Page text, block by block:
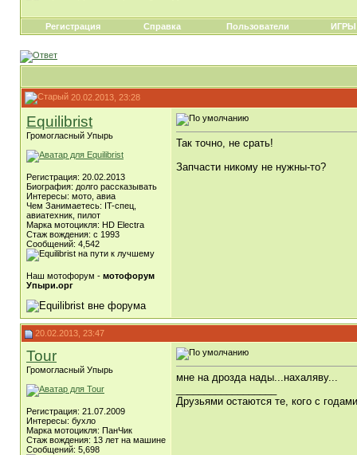
Регистрация Справка Пользователи ИГРЫ
20.02.2013, 23:28
Equilibrist
Громогласный Упырь
Регистрация: 20.02.2013
Биография: долго рассказывать
Интересы: мото, авиа
Чем Занимаетесь: IT-спец,
авиатехник, пилот
Марка мотоцикля: HD Electra
Стаж вождения: c 1993
Сообщений: 4,542
Наш мотофорум - мотофорум
Упыри.орг
Так точно, не срать!
Запчасти никому не нужны-то?
20.02.2013, 23:47
Tour
Громогласный Упырь
Регистрация: 21.07.2009
Интересы: бухло
Марка мотоцикля: ПанЧик
Стаж вождения: 13 лет на машине
Сообщений: 5,698
мне на дрозда нады...нахаляву...
Друзьями остаются те, кого с